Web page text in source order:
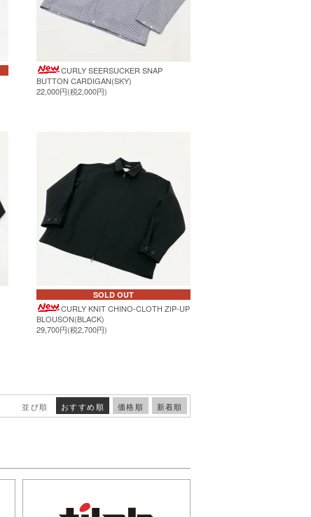
CURLY SEERSUCKER SNAP
BUTTON CARDIGAN(SKY)
22,000円(税2,000円)
SOLD OUT
CURLY KNIT CHINO-CLOTH ZIP-UP
BLOUSON(BLACK)
29,700円(税2,700円)
並び順 おすすめ順 価格順 新着順